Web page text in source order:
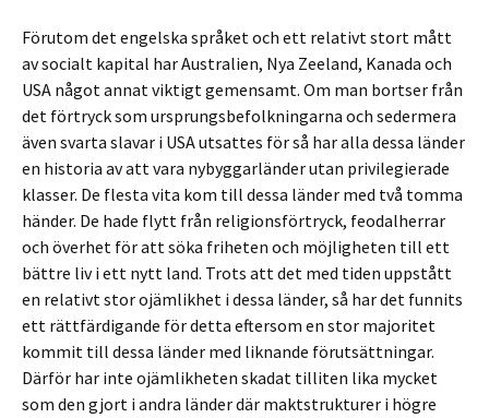
Förutom det engelska språket och ett relativt stort mått
av socialt kapital har Australien, Nya Zeeland, Kanada och
USA något annat viktigt gemensamt. Om man bortser från
det förtryck som ursprungsbefolkningarna och sedermera
även svarta slavar i USA utsattes för så har alla dessa länder
en historia av att vara nybyggarländer utan privilegierade
klasser. De flesta vita kom till dessa länder med två tomma
händer. De hade flytt från religionsförtryck, feodalherrar
och överhet för att söka friheten och möjligheten till ett
bättre liv i ett nytt land. Trots att det med tiden uppstått
en relativt stor ojämlikhet i dessa länder, så har det funnits
ett rättfärdigande för detta eftersom en stor majoritet
kommit till dessa länder med liknande förutsättningar.
Därför har inte ojämlikheten skadat tilliten lika mycket
som den gjort i andra länder där maktstrukturer i högre